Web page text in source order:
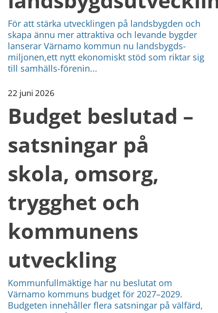
För att stärka utvecklingen på landsbygden och
skapa ännu mer attraktiva och levande bygder
lanserar Värnamo kommun nu landsbygds-
miljonen,ett nytt ekonomiskt stöd som riktar sig
till samhälls-förenin...
22 juni 2026
Budget beslutad –
satsningar på
skola, omsorg,
trygghet och
kommunens
utveckling
Kommunfullmäktige har nu beslutat om
Värnamo kommuns budget för 2027–2029.
Budgeten innehåller flera satsningar på välfärd,